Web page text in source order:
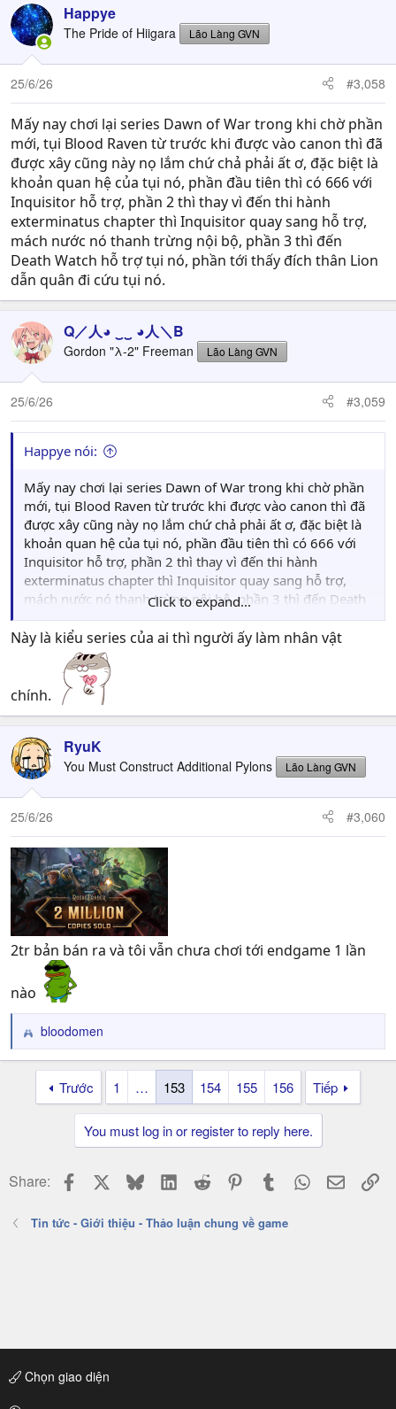
c
t
i
o
n
s
Happye
The Pride of Hiigara Lão Làng GVN
25/6/26 #3,058
Mấy nay chơi lại series Dawn of War trong khi chờ phần
mới, tụi Blood Raven từ trước khi được vào canon thì đã
được xây cũng này nọ lắm chứ chả phải ất ơ, đặc biệt là
khoản quan hệ của tụi nó, phần đầu tiên thì có 666 với
Inquisitor hỗ trợ, phần 2 thì thay vì đến thi hành
exterminatus chapter thì Inquisitor quay sang hỗ trợ,
mách nước nó thanh trừng nội bộ, phần 3 thì đến
Death Watch hỗ trợ tụi nó, phần tới thấy đích thân Lion
dẫn quân đi cứu tụi nó.
Q／人◕ ‿‿ ◕人＼B
Gordon "λ-2" Freeman Lão Làng GVN
25/6/26 #3,059
Happye nói:
Mấy nay chơi lại series Dawn of War trong khi chờ phần
mới, tụi Blood Raven từ trước khi được vào canon thì đã
được xây cũng này nọ lắm chứ chả phải ất ơ, đặc biệt là
khoản quan hệ của tụi nó, phần đầu tiên thì có 666 với
Inquisitor hỗ trợ, phần 2 thì thay vì đến thi hành
exterminatus chapter thì Inquisitor quay sang hỗ trợ,
mách nước nó thanh trừng nội bộ, phần 3 thì đến Death
Watch hỗ trợ tụi nó, phần tới thấy đích thân Lion dẫn
quân đi cứu tụi nó.
Click to expand...
Này là kiểu series của ai thì người ấy làm nhân vật
chính.
RyuK
You Must Construct Additional Pylons Lão Làng GVN
25/6/26 #3,060
2tr bản bán ra và tôi vẫn chưa chơi tới endgame 1 lần
nào
R
e
s
:
bloodomen
Trước 1 … 153 154 155 156 Tiếp
You must log in or register to reply here.
Share: Facebook BlueskyLinkedIn
Reddit PinterestTumblr WhatsApp
Email
Tin tức - Giới thiệu - Thảo luận chung về game
Chọn giao diện